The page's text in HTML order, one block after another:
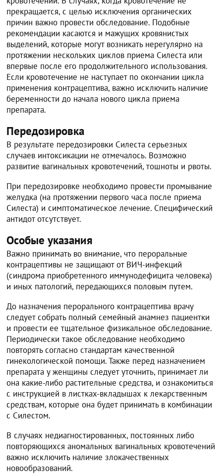
прекращается, с целью исключения органических
причин важно провести обследование. Подобные
рекомендации касаются и мажущих кровянистых
выделений, которые могут возникать нерегулярно на
протяжении нескольких циклов приема Силеста или
впервые после его продолжительного использования.
Если кровотечение не наступает по окончании цикла
применения контрацептива, важно исключить наличие
беременности до начала нового цикла приема
препарата.
Передозировка
В результате передозировки Силеста серьезных
случаев интоксикации не отмечалось. Возможно
развитие вагинальных кровотечений, тошноты и рвоты.
При передозировке необходимо провести промывание
желудка (на протяжении первого часа после приема
Силеста) и симптоматическое лечение. Специфический
антидот отсутствует.
Особые указания
Важно принимать во внимание, что пероральные
контрацептивы не защищают от ВИЧ-инфекций
(синдрома приобретенного иммунодефицита человека)
и иных патологий, передающихся половым путем.
До назначения перорального контрацептива врачу
следует собрать полный семейный анамнез пациентки
и провести ее тщательное физикальное обследование.
Периодически такое обследование необходимо
повторять согласно стандартам качественной
гинекологической помощи. Также перед назначением
препарата у женщины следует уточнить, принимает ли
она какие-либо растительные средства, и ознакомиться
с инструкцией в листках-вкладышах к лекарственным
средствам, которые она будет принимать в комбинации
с Силестом.
В случаях недиагностированных, постоянных либо
повторяющихся аномальных вагинальных кровотечений
важно исключить наличие злокачественных
новообразований.